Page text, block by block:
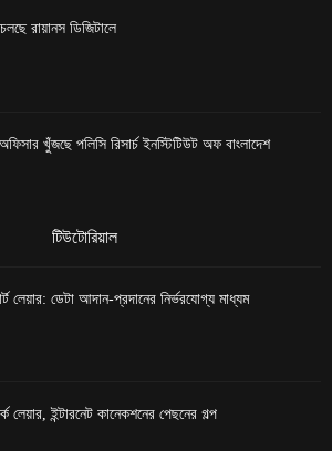
রায়ানস ডিজিটালে
খুঁজছে পলিসি রিসার্চ ইনস্টিটিউট অফ বাংলাদেশ
টিউটোরিয়াল
লেয়ার: ডেটা আদান-প্রদানের নির্ভরযোগ্য মাধ্যম
লেয়ার, ইন্টারনেট কানেকশনের পেছনের গল্প